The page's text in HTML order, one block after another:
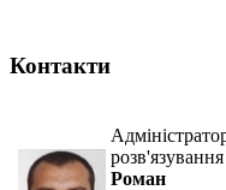
Контакти
розв'язування
Роман